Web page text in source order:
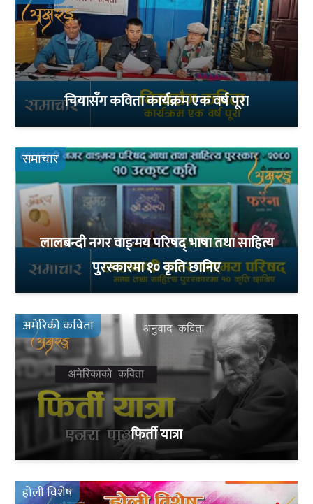
चियासँग कविता कार्यक्रम एक वर्ष पूरा
समाचार
लालबन्दी नगर वाङ्‌मय परिषद् भाषा तथा साहित्य
पुरस्कारमा १० कृति छानिए
अमेरिकी कविता
फिर्ती यात्रा
होली विशेष